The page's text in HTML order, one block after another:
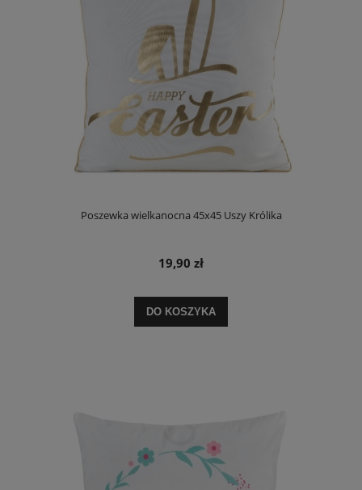
Poszewka wielkanocna 45x45 Uszy Królika
19,90 zł
DO KOSZYKA